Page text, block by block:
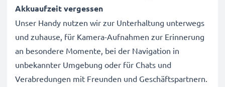
Akkuaufzeit vergessen
Unser Handy nutzen wir zur Unterhaltung unterwegs
und zuhause, für Kamera-Aufnahmen zur Erinnerung
an besondere Momente, bei der Navigation in
unbekannter Umgebung oder für Chats und
Verabredungen mit Freunden und Geschäftspartnern.